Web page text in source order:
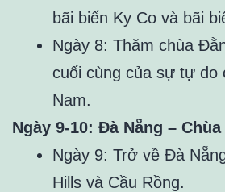
bãi biển Ky Co và bãi
Ngày 8: Thăm chùa
cuối cùng của sự tự do
Nam.
Ngày 9-10: Đà Nẵng –
Ngày 9: Trở về Đà
Hills và Cầu Rồng.